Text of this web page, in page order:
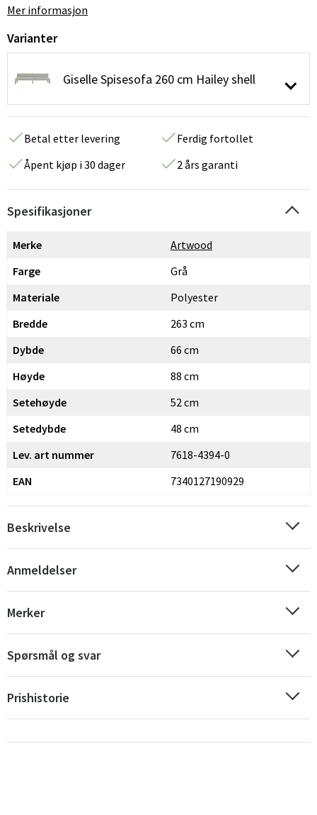
Norge
Suomi
Mer informasjon
Varianter
Giselle Spisesofa 260 cm Hailey shell
Betal etter levering
Ferdig fortollet
Åpent kjøp i 30 dager
2 års garanti
Spesifikasjoner
Merke
Artwood
Farge
Grå
Materiale
Polyester
Bredde
263 cm
Dybde
66 cm
Høyde
88 cm
Setehøyde
52 cm
Setedybde
48 cm
Lev. art nummer
7618-4394-0
EAN
7340127190929
Beskrivelse
Anmeldelser
Merker
Spørsmål og svar
Prishistorie